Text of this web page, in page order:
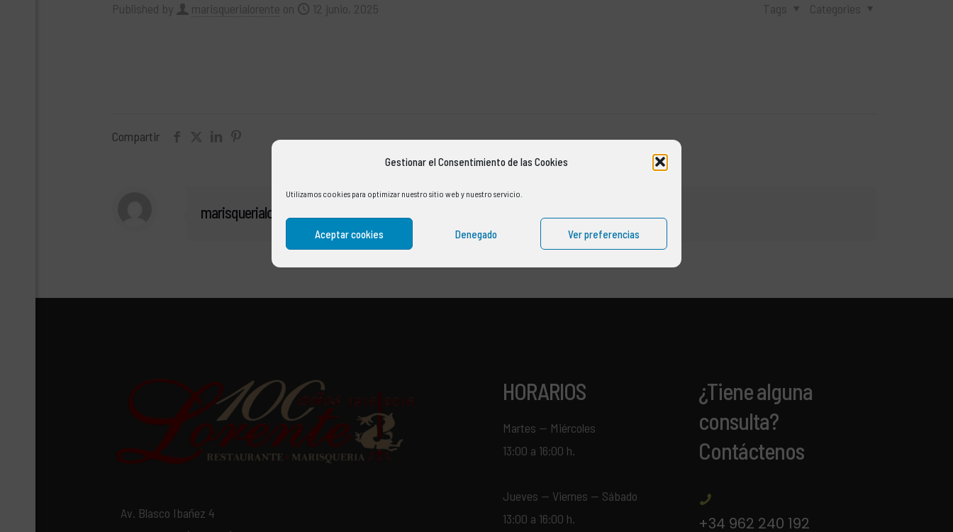
Gestionar el Consentimiento de las Cookies
Utilizamos cookies para optimizar nuestro sitio web y nuestro servicio.
Aceptar cookies Denegado Ver preferencias
Published by marisquerialorente on 12 junio, 2025 Categories
Tags
Compartir
marisquerialorente
Av. Blasco Ibañez 4
HORARIOS
Martes — Miércoles
13:00 a 16:00 h.
Jueves — Viernes — Sábado
13:00 a 16:00 h.
¿Tiene alguna
consulta?
Contáctenos
+34 962 240 192